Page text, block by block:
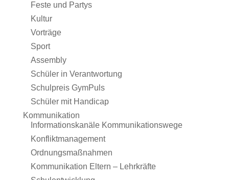
Feste und Partys
Kultur
Vorträge
Sport
Assembly
Schüler in Verantwortung
Schulpreis GymPuls
Schüler mit Handicap
Kommunikation
Informationskanäle Kommunikationswege
Konfliktmanagement
Ordnungsmaßnahmen
Kommunikation Eltern – Lehrkräfte